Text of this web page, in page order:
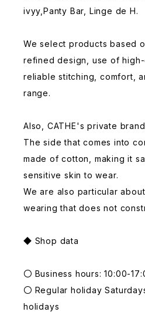
ivyy,Panty Bar, Linge de H.
We select products based
refined design, use of high-
reliable stitching, comfort,
range.
Also, CATHE's private brand
The side that comes into
made of cotton, making it
sensitive skin to wear.
We are also particular
wearing that does not
◆ Shop data
〇 Business hours: 10:00-
〇 Regular holiday
holidays